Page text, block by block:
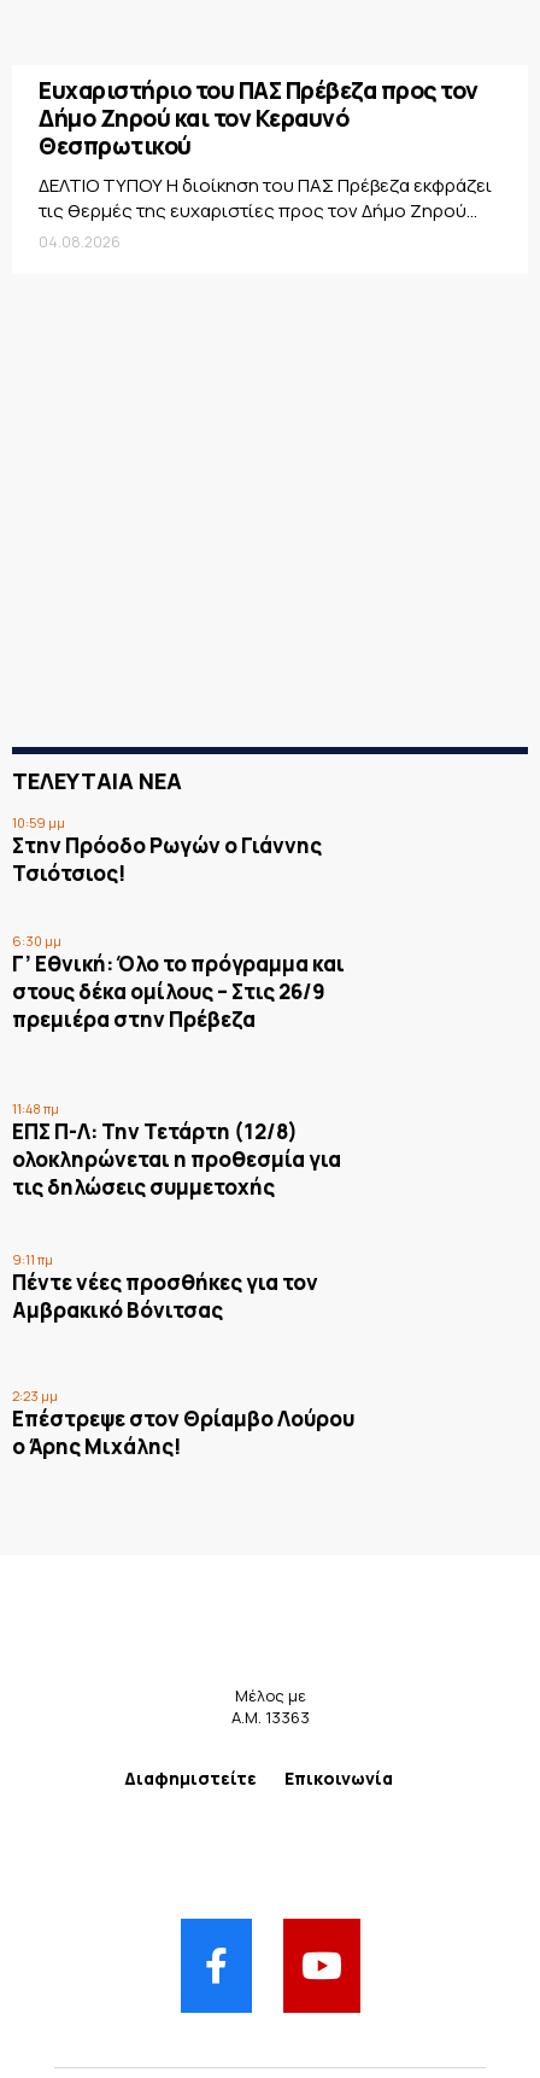
Ευχαριστήριο του ΠΑΣ Πρέβεζα προς τον
Δήμο Ζηρού και τον Κεραυνό
Θεσπρωτικού
ΔΕΛΤΙΟ ΤΥΠΟΥ Η διοίκηση του ΠΑΣ Πρέβεζα εκφράζει
τις θερμές της ευχαριστίες προς τον Δήμο Ζηρού...
04.08.2026
ΤΕΛΕΥΤΑΙΑ ΝΕΑ
10:59 μμ
Στην Πρόοδο Ρωγών ο Γιάννης
Τσιότσιος!
6:30 μμ
Γ’ Εθνική: Όλο το πρόγραμμα και
στους δέκα ομίλους – Στις 26/9
πρεμιέρα στην Πρέβεζα
11:48 πμ
ΕΠΣ Π-Λ: Την Τετάρτη (12/8)
ολοκληρώνεται η προθεσμία για
τις δηλώσεις συμμετοχής
9:11 πμ
Πέντε νέες προσθήκες για τον
Αμβρακικό Βόνιτσας
2:23 μμ
Επέστρεψε στον Θρίαμβο Λούρου
ο Άρης Μιχάλης!
Μέλος με
Α.Μ. 13363
Διαφημιστείτε Επικοινωνία